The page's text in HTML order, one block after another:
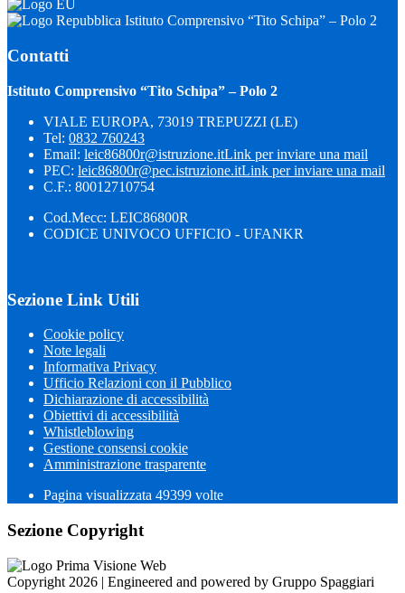
Istituto Comprensivo “Tito Schipa” – Polo 2
Contatti
Istituto Comprensivo “Tito Schipa” – Polo 2
VIALE EUROPA, 73019 TREPUZZI (LE)
Tel: 0832 760243
Email: leic86800r@istruzione.itLink per inviare una mail
PEC: leic86800r@pec.istruzione.itLink per inviare una mail
C.F.: 80012710754
Cod.Mecc: LEIC86800R
CODICE UNIVOCO UFFICIO - UFANKR
Sezione Link Utili
Cookie policy
Note legali
Informativa Privacy
Ufficio Relazioni con il Pubblico
Dichiarazione di accessibilità
Obiettivi di accessibilità
Whistleblowing
Gestione consensi cookie
Amministrazione trasparente
Pagina visualizzata 49399 volte
Sezione Copyright
Copyright 2026 | Engineered and powered by Gruppo Spaggiari